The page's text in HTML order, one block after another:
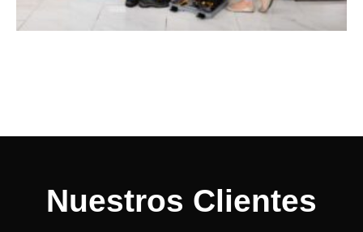
Nuestros Clientes